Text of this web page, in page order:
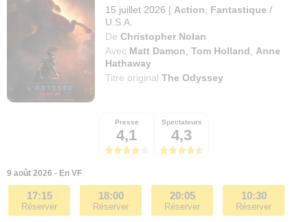
15 juillet 2026 | Action Fantastique /
U.S.A.
De Christopher Nolan
Avec Matt Damon ,Tom Holland
Anne
Hathaway
Titre originalThe Odyssey
Presse
4,1
Spectateurs
4,3
9 août 2026 - En VF
17:15
Réserver
18:00
Réserver
20:05
Réserver
10:30
Réserver